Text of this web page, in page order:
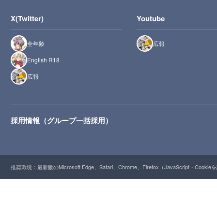
X(Twitter)
全年齢
English R18
広報
Youtube
広報
採用情報（グループ一括採用）
推奨環境：最新版のMicrosoft Edge、Safari、Chrome、Firefox（JavaScript・Cookie